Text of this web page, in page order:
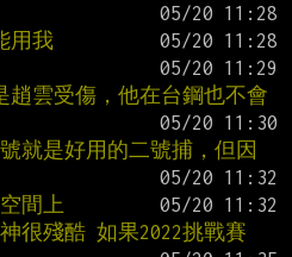
用我
趙雲受傷，他在台鋼也不會
就是好用的二號捕，但因
間上
很殘酷 如果2022挑戰賽